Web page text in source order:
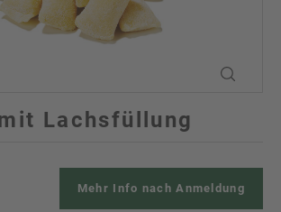
Lachsfüllung
Mehr Info nach Anmeldung